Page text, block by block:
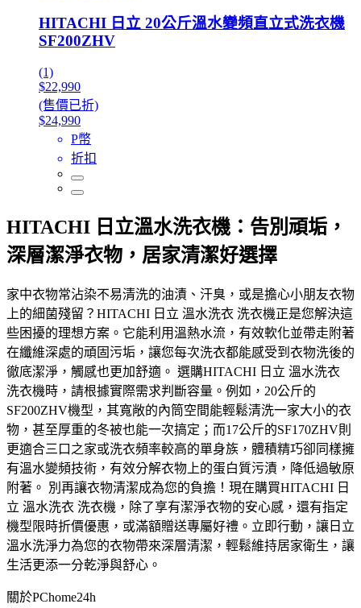
HITACHI 日立 20公斤溫水變頻直立式洗衣機
SF200ZHV
(1)
$22,990
(售價已折)
$24,990
P幣
折扣
HITACHI 日立溫水洗衣機：告別頑垢，
深層潔淨衣物，居家清潔好選擇
家中衣物常沾染不易清洗的油漬、汗臭，或是擔心小朋友衣物
上的細菌殘留？HITACHI 日立 溫水洗衣 洗衣機正是您解決這
些困擾的理想方案。它能利用溫熱水流，有效軟化並帶走附著
在纖維深處的頑固污垢，讓您每次洗衣都能感受到衣物洗後的
徹底潔淨，觸感也更加舒適。 選購HITACHI 日立 溫水洗衣
洗衣機時，請根據實際需求判斷容量。例如，20公斤的
SF200ZHV機型，其寬敞的內筒空間能輕鬆清洗一家大小的衣
物，甚至厚重的冬被也能一次搞定；而17公斤的SF170ZHV則
更適合三口之家或洗衣頻率較高的單身族，體積精巧卻同樣擁
有溫水變頻技術，有效分解衣物上的蛋白質污漬，降低過敏原
附著。 別再讓衣物清潔成為您的負擔！現在購買HITACHI 日
立 溫水洗衣 洗衣機，除了享有潔淨衣物的安心感，還有指定
機型限時折價優惠，或滿額贈送專屬好禮。立即行動，讓日立
溫水洗淨力為您的衣物帶來深層清潔，輕鬆維持居家衛生，讓
生活更添一分乾淨與舒心。
關於PChome24h